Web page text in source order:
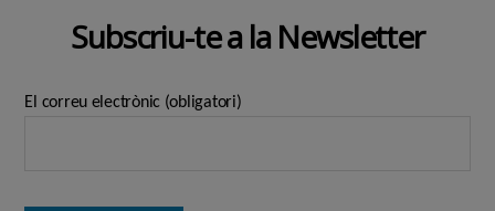
Subscriu-te a la Newsletter
El correu electrònic (obligatori)